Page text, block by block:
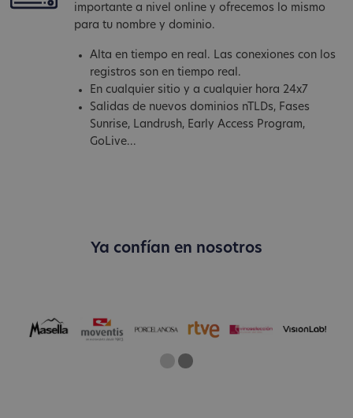
importante a nivel online y ofrecemos lo mismo
para tu nombre y dominio.
Alta en tiempo en real. Las conexiones con los
registros son en tiempo real.
En cualquier sitio y a cualquier hora 24x7
Salidas de nuevos dominios nTLDs, Fases
Sunrise, Landrush, Early Access Program,
GoLive...
Ya confían en nosotros
One
Current Slide
Two